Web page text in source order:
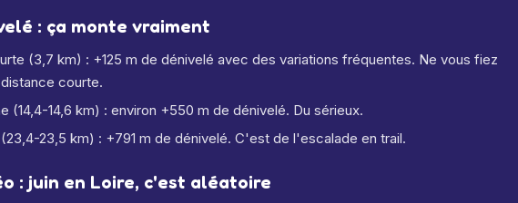
: ça monte vraiment
(3,7 km) : +125 m de dénivelé avec des variations fréquentes. Ne vous fiez
courte.
(14,4-14,6 km) : environ +550 m de dénivelé. Du sérieux.
23,5 km) : +791 m de dénivelé. C'est de l'escalade en trail.
: juin en Loire, c'est aléatoire